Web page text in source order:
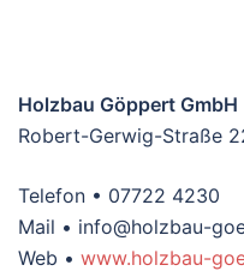
Holzbau Göppert GmbH
Robert-Gerwig-Straße
Telefon • 07722 4230
Mail • info@holzbau-
Web • www.holzbau-